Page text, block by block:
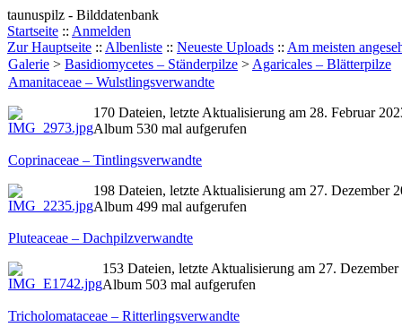
taunuspilz - Bilddatenbank
Startseite :: Anmelden
Zur Hauptseite :: Albenliste :: Neueste Uploads :: Am meisten
Galerie > Basidiomycetes – Ständerpilze > Agaricales – Blätterpilze
Amanitaceae – Wulstlingsverwandte
170 Dateien, letzte Aktualisierung am 28. Februar
Album 530 mal aufgerufen
Coprinaceae – Tintlingsverwandte
198 Dateien, letzte Aktualisierung am 27. Dezember
Album 499 mal aufgerufen
Pluteaceae – Dachpilzverwandte
153 Dateien, letzte Aktualisierung am 27. Dezember
Album 503 mal aufgerufen
Tricholomataceae – Ritterlingsverwandte